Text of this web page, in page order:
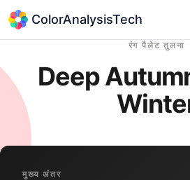
ColorAnalysisTech
रंग पैलेट तुलना
Deep
मुख्य अंतर